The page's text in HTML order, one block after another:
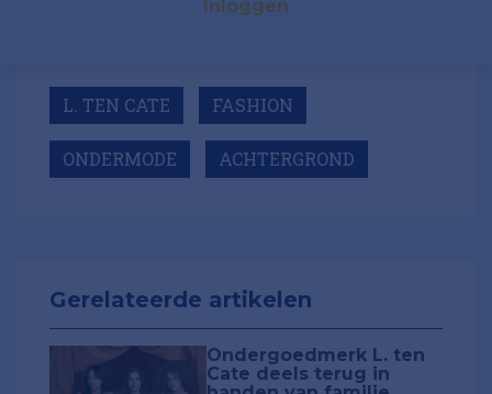
Inloggen
L. TEN CATE FASHION
ONDERMODE ACHTERGROND
Gerelateerde artikelen
Ondergoedmerk L. ten
Cate deels terug in